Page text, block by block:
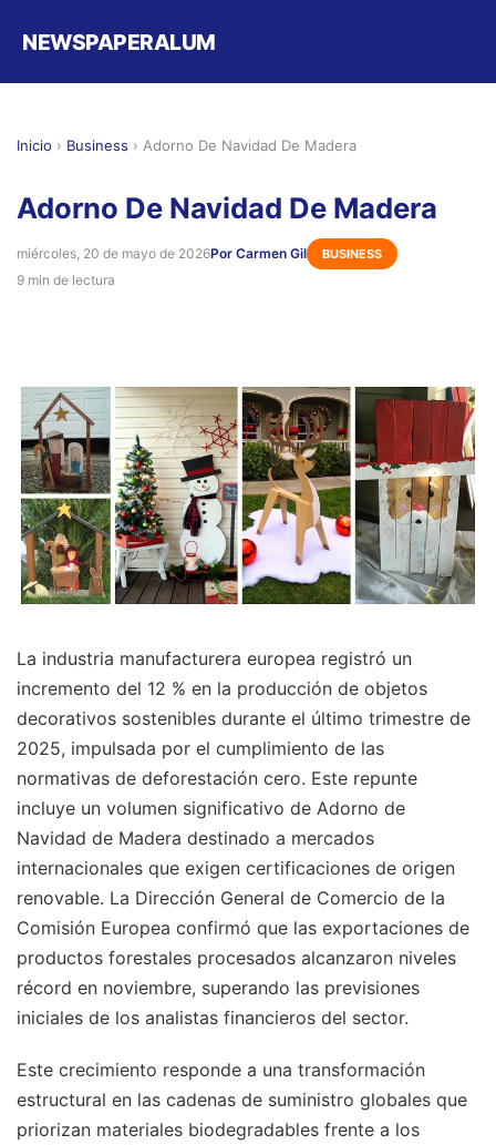
NEWSPAPERALUM
Inicio › Business › Adorno De Navidad De Madera
Adorno De Navidad De Madera
miércoles, 20 de mayo de 2026Por Carmen Gil BUSINESS
9 min de lectura
La industria manufacturera europea registró un
incremento del 12 % en la producción de objetos
decorativos sostenibles durante el último trimestre de
2025, impulsada por el cumplimiento de las
normativas de deforestación cero. Este repunte
incluye un volumen significativo de Adorno de
Navidad de Madera destinado a mercados
internacionales que exigen certificaciones de origen
renovable. La Dirección General de Comercio de la
Comisión Europea confirmó que las exportaciones de
productos forestales procesados alcanzaron niveles
récord en noviembre, superando las previsiones
iniciales de los analistas financieros del sector.
Este crecimiento responde a una transformación
estructural en las cadenas de suministro globales que
priorizan materiales biodegradables frente a los